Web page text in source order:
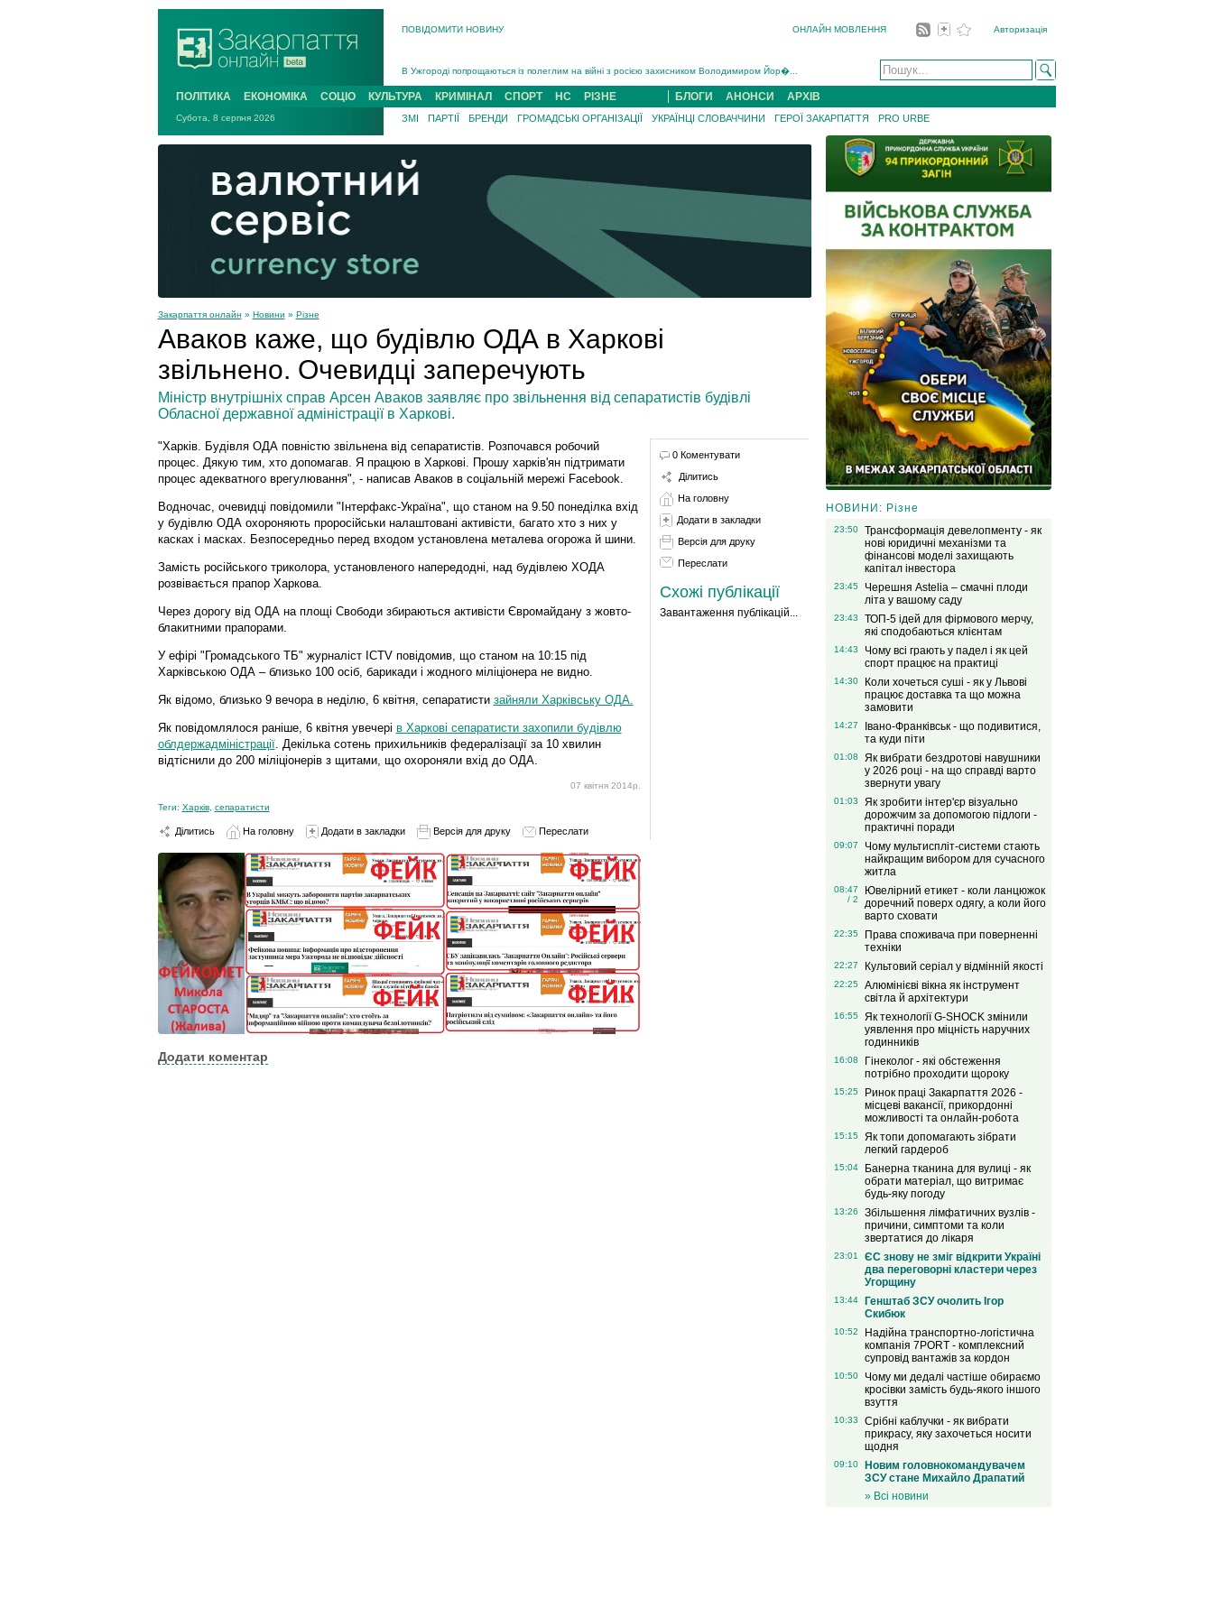
ПОВІДОМИТИ НОВИНУ ОНЛАЙН МОВЛЕННЯ Авторизація
В Ужгороді попрощаються із полеглим на війні з росією захисником Володимиром Йор�...
В Ужгороді 5 серпня попрощаються із захисником Богданом Югасом, який два роки �...
Підтвердили загибель захисника із Нанкова на Хустщині Юліана Гербея (ФОТО)[/gree...
На війні з рф поліг військовий з Виноградова Ігнат Роздяловський (ФОТО)...
На Хустщині внаслідок ДТП за участі трьох авто постраждали 13 людей (ФОТО)...
Інструктора районного ТЦК на Закарпатті судитимуть за обвинувачен...
ПОЛІТИКА ЕКОНОМІКА СОЦІО КУЛЬТУРА КРИМІНАЛ СПОРТ НС РІЗНЕ БЛОГИ АНОНСИ АРХІВ
Субота, 8 серпня 2026 ЗМІ ПАРТІЇ БРЕНДИ ГРОМАДСЬКІ ОРГАНІЗАЦІЇ УКРАЇНЦІ СЛОВАЧЧИНИ ГЕРОЇ ЗАКАРПАТТЯ PRO URBE
Закарпаття онлайн » Новини » Різне
Аваков каже, що будівлю ОДА в Харкові
звільнено. Очевидці заперечують
Міністр внутрішніх справ Арсен Аваков заявляє про звільнення від сепаратистів будівлі
Обласної державної адміністрації в Харкові.
"Харків. Будівля ОДА повністю звільнена від сепаратистів. Розпочався робочий
процес. Дякую тим, хто допомагав. Я працюю в Харкові. Прошу харків'ян підтримати
процес адекватного врегулювання", - написав Аваков в соціальній мережі Facebook.
Водночас, очевидці повідомили "Інтерфакс-Україна", що станом на 9.50 понеділка вхід
у будівлю ОДА охороняють проросійськи налаштовані активісти, багато хто з них у
касках і масках. Безпосередньо перед входом установлена металева огорожа й шини.
Замість російського триколора, установленого напередодні, над будівлею ХОДА
розвівається прапор Харкова.
Через дорогу від ОДА на площі Свободи збираються активісти Євромайдану з жовто-
блакитними прапорами.
У ефірі "Громадського ТБ" журналіст ICTV повідомив, що станом на 10:15 під
Харківською ОДА – близько 100 осіб, барикади і жодного міліціонера не видно.
Як відомо, близько 9 вечора в неділю, 6 квітня, сепаратисти зайняли Харківську ОДА.
Як повідомлялося раніше, 6 квітня увечері в Харкові сепаратисти захопили будівлю
облдержадміністрації. Декілька сотень прихильників федералізації за 10 хвилин
відтіснили до 200 міліціонерів з щитами, що охороняли вхід до ОДА.
07 квітня 2014р.
Теги: Харків, сепаратисти
Ділитись На головну Додати в закладки Версія для друку Переслати
Додати коментар
0 Коментувати
Ділитись
На головну
Додати в закладки
Версія для друку
Переслати
Схожі публікації
Завантаження публікацій...
НОВИНИ: Різне
23:50
Трансформація девелопменту - як
нові юридичні механізми та
фінансові моделі захищають
капітал інвестора
23:45
Черешня Astelia – смачні плоди
літа у вашому саду
23:43
ТОП-5 ідей для фірмового мерчу,
які сподобаються клієнтам
14:43
Чому всі грають у падел і як цей
спорт працює на практиці
14:30
Коли хочеться суші - як у Львові
працює доставка та що можна
замовити
14:27
Івано-Франківськ - що подивитися,
та куди піти
01:08
Як вибрати бездротові навушники
у 2026 році - на що справді варто
звернути увагу
01:03
Як зробити інтер'єр візуально
дорожчим за допомогою підлоги -
практичні поради
09:07
Чому мультиспліт-системи стають
найкращим вибором для сучасного
житла
08:47
/ 2
Ювелірний етикет - коли ланцюжок
доречний поверх одягу, а коли його
варто сховати
22:35
Права споживача при поверненні
техніки
22:27 Культовий серіал у відмінній якості
22:25
Алюмінієві вікна як інструмент
світла й архітектури
16:55
Як технології G-SHOCK змінили
уявлення про міцність наручних
годинників
16:08
Гінеколог - які обстеження
потрібно проходити щороку
15:25
Ринок праці Закарпаття 2026 -
місцеві вакансії, прикордонні
можливості та онлайн-робота
15:15
Як топи допомагають зібрати
легкий гардероб
15:04
Банерна тканина для вулиці - як
обрати матеріал, що витримає
будь-яку погоду
13:26
Збільшення лімфатичних вузлів -
причини, симптоми та коли
звертатися до лікаря
23:01
ЄС знову не зміг відкрити Україні
два переговорні кластери через
Угорщину
13:44
Генштаб ЗСУ очолить Ігор
Скибюк
10:52
Надійна транспортно-логістична
компанія 7PORT - комплексний
супровід вантажів за кордон
10:50
Чому ми дедалі частіше обираємо
кросівки замість будь-якого іншого
взуття
10:33
Срібні каблучки - як вибрати
прикрасу, яку захочеться носити
щодня
09:10
Новим головнокомандувачем
ЗСУ стане Михайло Драпатий
» Всі новини